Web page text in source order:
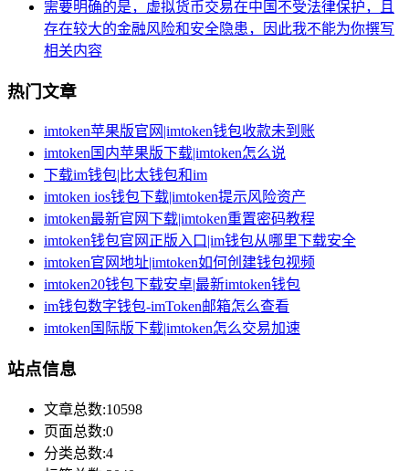
需要明确的是，虚拟货币交易在中国不受法律保护，且
存在较大的金融风险和安全隐患，因此我不能为你撰写
相关内容
热门文章
imtoken苹果版官网|imtoken钱包收款未到账
imtoken国内苹果版下载|imtoken怎么说
下载im钱包|比太钱包和im
imtoken ios钱包下载|imtoken提示风险资产
imtoken最新官网下载|imtoken重置密码教程
imtoken钱包官网正版入口|im钱包从哪里下载安全
imtoken官网地址|imtoken如何创建钱包视频
imtoken20钱包下载安卓|最新imtoken钱包
im钱包数字钱包-imToken邮箱怎么查看
imtoken国际版下载|imtoken怎么交易加速
站点信息
文章总数:10598
页面总数:0
分类总数:4